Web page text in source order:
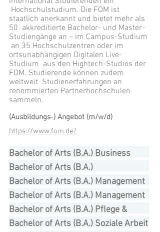
Hochschulstudium. Die FOM ist
staatlich anerkannt und bietet mehr als
50 akkreditierte Bachelor- und Master-
Studiengänge an – im Campus-Studium
an 35 Hochschulzentren oder im
ortsunabhängigen Digitalen Live-
Studium aus den Hightech-Studios der
FOM. Studierende können zudem
weltweit Studienerfahrungen an
renommierten Partnerhochschulen
sammeln.
(Ausbildungs-) Angebot (m/w/d)
https://www.fom.de/
Bachelor of Arts (B.A.) Business
Administration
Bachelor of Arts (B.A.)
Gesundheitspsychologie &
Medizinpädagogik
Bachelor of Arts (B.A.) Management
& Digitalisierung
Bachelor of Arts (B.A.) Management
im Gesundheitswesen
Bachelor of Arts (B.A.) Pflege &
Digitalisierung
Bachelor of Arts (B.A.) Soziale Arbeit